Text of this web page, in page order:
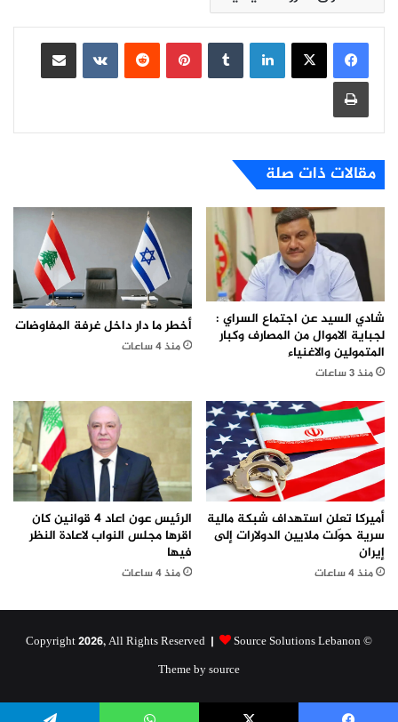
لينكدإن بينتيريست
مشاركة عبر البريد
طباعة
مقالات ذات صلة
شادي السيد عن اجتماع السراي :
لجباية الاموال من المصارف وكبار
المتمولين والاغنياء
منذ 3 ساعات
أخطر ما دار داخل غرفة المفاوضات
منذ 4 ساعات
أميركا تعلن استهداف شبكة مالية
سرية حوّلت ملايين الدولارات إلى
إيران
منذ 4 ساعات
الرئيس عون اعاد 4 قوانين كان
اقرها مجلس النواب لاعادة النظر
فيها
منذ 4 ساعات
© Copyright 2026, All Rights Reserved |
Source Solutions Lebanon
Theme by source